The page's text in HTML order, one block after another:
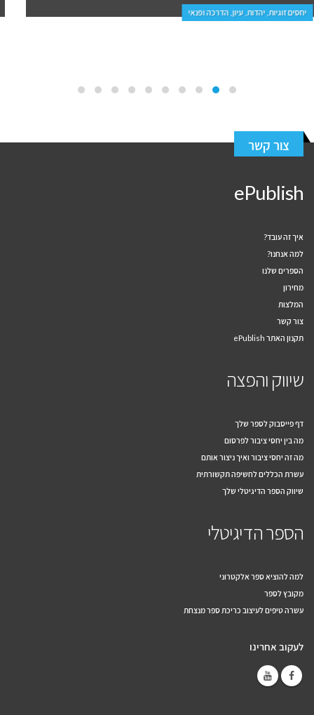
עידן חדש, ביוגרפיות היסטוריה, רוחניות ועידן חדש, ספרי ביכורים
צור קשר
ePublish
איך זה עובד?
למה אנחנו?
הספרים שלנו
מחירון
המלצות
צור קשר
תקנון האתר ePublish
שיווק והפצה
דף פייסבוק לספר שלך
מה בין יחסי ציבור לפרסום
מה זה יחסי ציבור ואיך ניצור אותם
עשרת הכללים לחשיפה תקשורתית
שיווק הספר הדיגיטלי שלך
הספר הדיגיטלי
למה להוציא ספר אלקטרוני
מקובץ לספר
עשרה טיפים לעיצוב כריכת ספר מנצחת
לעקוב אחרינו